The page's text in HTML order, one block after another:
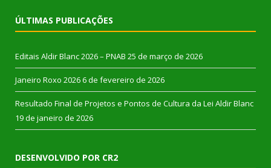
ÚLTIMAS PUBLICAÇÕES
Editais Aldir Blanc 2026 – PNAB 25 de março de 2026
Janeiro Roxo 2026 6 de fevereiro de 2026
Resultado Final de Projetos e Pontos de Cultura da Lei Aldir Blanc
19 de janeiro de 2026
DESENVOLVIDO POR CR2